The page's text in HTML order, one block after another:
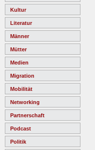
Kultur
Literatur
Männer
Mütter
Medien
Migration
Mobilität
Networking
Partnerschaft
Podcast
Politik